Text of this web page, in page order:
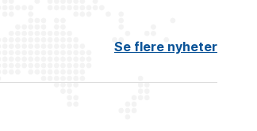
Se flere nyheter